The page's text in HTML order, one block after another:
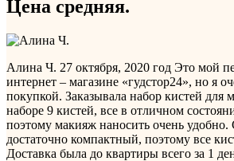
Цена средняя.
Алина Ч. 27 октября, 2020 год Это мой
интернет – магазине «гудстор24», но я
покупкой. Заказывала набор кистей для
наборе 9 кистей, все в отличном
поэтому макияж наносить очень удобно.
достаточно компактный, поэтому все
Доставка была до квартиры всего за 1